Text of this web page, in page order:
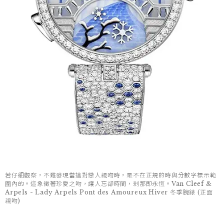
若仔細觀察，不難發現當這對戀人親吻時，是不在正規的時與分數字標示範
圍內的。這象徵著珍愛之吻，讓人忘卻時間，剎那即永恆。Van Cleef &
Arpels - Lady Arpels Pont des Amoureux Hiver 冬季腕錶 (正面
親吻)